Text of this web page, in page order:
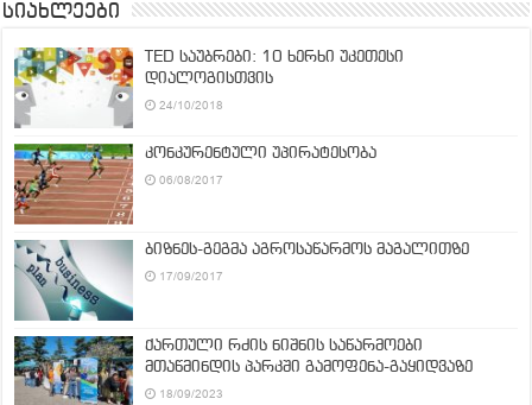
სიახლეები
TED საუბრები: 10 ხერხი უკეთესი
დიალოგისთვის
24/10/2018
კონკურენტული უპირატესობა
06/08/2017
ბიზნეს-გეგმა აგროსაწარმოს მაგალითზე
17/09/2017
ქართული რძის ნიშნის საწარმოები
მთაწმინდის პარკში გამოფენა-გაყიდვაზე
18/09/2023